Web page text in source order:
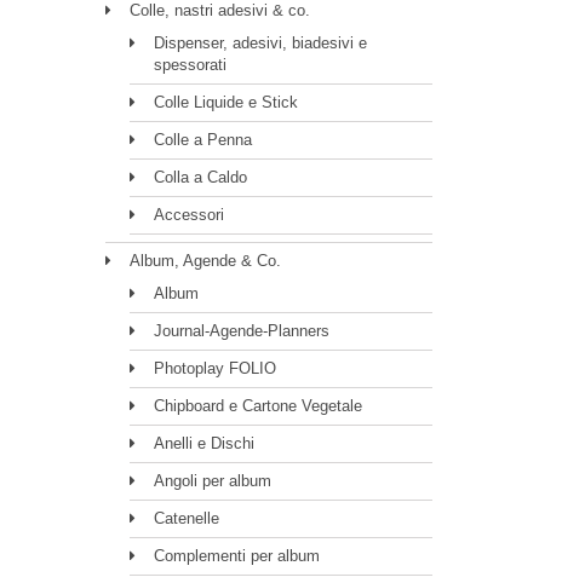
Colle, nastri adesivi & co.
Dispenser, adesivi, biadesivi e
spessorati
Colle Liquide e Stick
Colle a Penna
Colla a Caldo
Accessori
Album, Agende & Co.
Album
Journal-Agende-Planners
Photoplay FOLIO
Chipboard e Cartone Vegetale
Anelli e Dischi
Angoli per album
Catenelle
Complementi per album